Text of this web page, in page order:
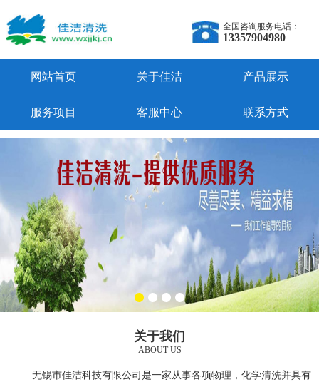
全国咨询服务电话：
13357904980
网站首页 关于佳洁 产品展示
服务项目 客服中心 联系方式
关于我们
ABOUT US
无锡市佳洁科技有限公司是一家从事各项物理，化学清洗并具有